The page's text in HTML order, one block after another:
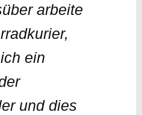
arbeite
ein
und dies